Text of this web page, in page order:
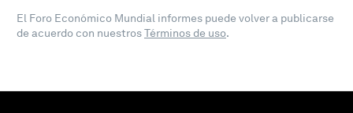
El Foro Económico Mundial informes puede volver a publicarse
de acuerdo con nuestrosTérminos de uso.